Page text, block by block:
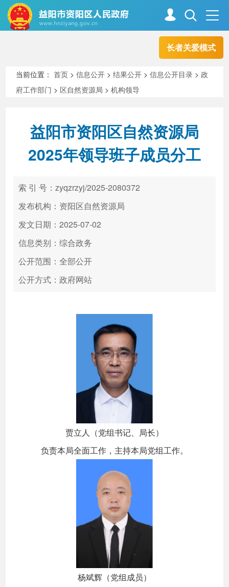
长者关爱模式
走进资阳
新闻中心 解读回应
政务服务
高效办成一件事
当前位置：首页 >信息公开 >结果公开 >信息公开目录 >政
府工作部门 > 区自然资源局 >机构领导
益阳市资阳区自然资源局
2025年领导班子成员分工
索 引 号：zyqzrzyj/2025-2080372
发布机构：资阳区自然资源局
发文日期：2025-07-02
信息类别：综合政务
公开范围：全部公开
公开方式：政府网站
贾立人（党组书记、局长）
负责本局全面工作，主持本局党组工作。
杨斌辉（党组成员）